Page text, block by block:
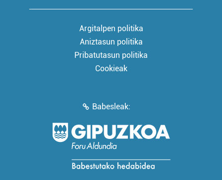
Argitalpen politika
Aniztasun politika
Pribatutasun politika
Cookieak
Babesleak: